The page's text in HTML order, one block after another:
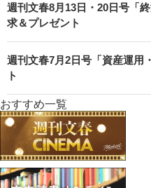
週刊文春8月13日・20日号「
求＆プレゼント
週刊文春7月2日号「資産運用
ト
おすすめ一覧